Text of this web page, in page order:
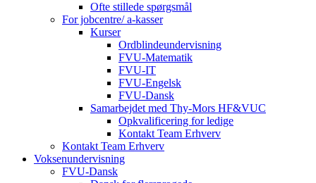
Ofte stillede spørgsmål
For jobcentre/ a-kasser
Kurser
Ordblindeundervisning
FVU-Matematik
FVU-IT
FVU-Engelsk
FVU-Dansk
Samarbejdet med Thy-Mors HF&VUC
Opkvalificering for ledige
Kontakt Team Erhverv
Kontakt Team Erhverv
Voksenundervisning
FVU-Dansk